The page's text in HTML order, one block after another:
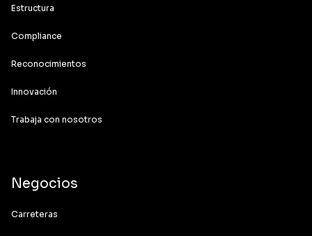
Estructura
Compliance
Reconocimientos
Innovación
Trabaja con nosotros
Negocios
Carreteras